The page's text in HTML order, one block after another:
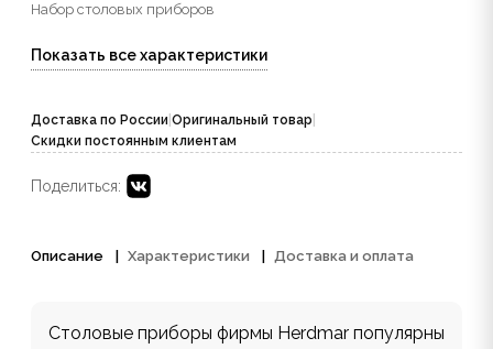
Набор столовых приборов
Показать все характеристики
Доставка по России Оригинальный товар
Скидки постоянным клиентам
Поделиться:
Описание Характеристики Доставка и оплата
Столовые приборы фирмы Herdmar популярны